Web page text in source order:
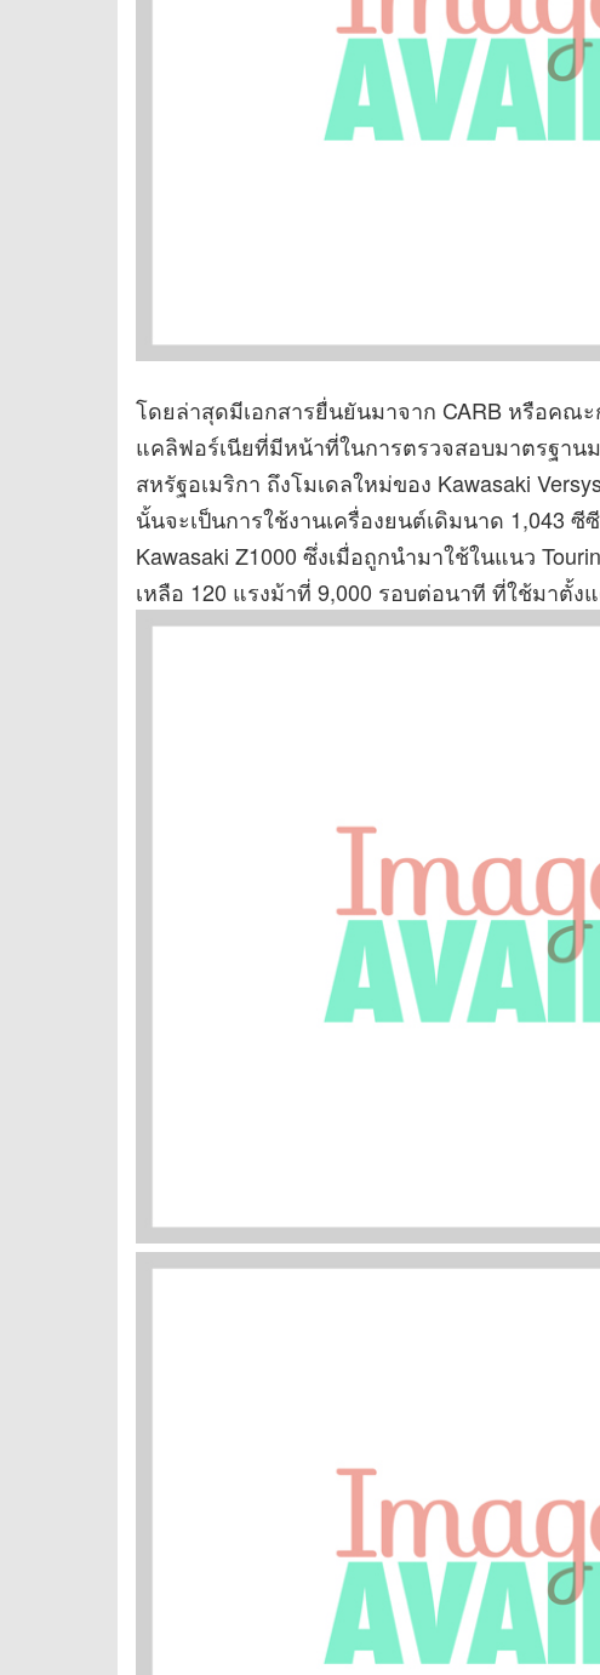
โดยล่าสุดมีเอกสารยื่นยันมาจาก CARB หรือคณ
แคลิฟอร์เนียที่มีหน้าที่ในการตรวจสอบมาตรฐา
สหรัฐอเมริกา ถึงโมเดลใหม่ของ Kawasaki
นั้นจะเป็นการใช้งานเครื่องยนต์เดิมนาด 1,043 ซี
Kawasaki Z1000 ซึ่งเมื่อถูกนำมาใช้ในแนว
เหลือ 120 แรงม้าที่ 9,000 รอบต่อนาที ที่ใช้มาตั้ง